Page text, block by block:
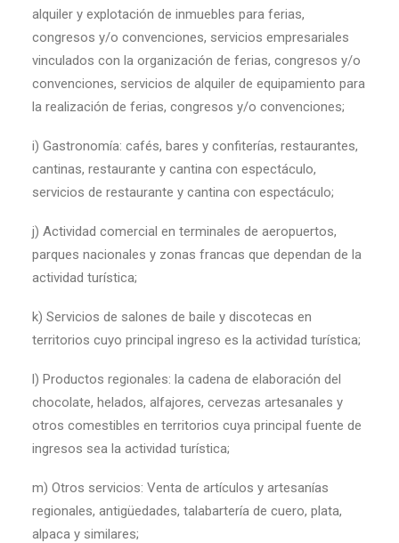
alquiler y explotación de inmuebles para ferias,
congresos y/o convenciones, servicios empresariales
vinculados con la organización de ferias, congresos y/o
convenciones, servicios de alquiler de equipamiento para
la realización de ferias, congresos y/o convenciones;
i) Gastronomía: cafés, bares y confiterías, restaurantes,
cantinas, restaurante y cantina con espectáculo,
servicios de restaurante y cantina con espectáculo;
j) Actividad comercial en terminales de aeropuertos,
parques nacionales y zonas francas que dependan de la
actividad turística;
k) Servicios de salones de baile y discotecas en
territorios cuyo principal ingreso es la actividad turística;
l) Productos regionales: la cadena de elaboración del
chocolate, helados, alfajores, cervezas artesanales y
otros comestibles en territorios cuya principal fuente de
ingresos sea la actividad turística;
m) Otros servicios: Venta de artículos y artesanías
regionales, antigüedades, talabartería de cuero, plata,
alpaca y similares;